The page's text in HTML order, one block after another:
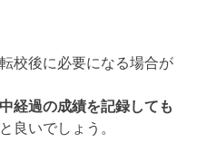
校後に必要になる場合が
経過の成績を記録しても
良いでしょう。